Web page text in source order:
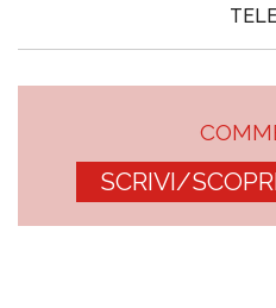
SCRIVI/